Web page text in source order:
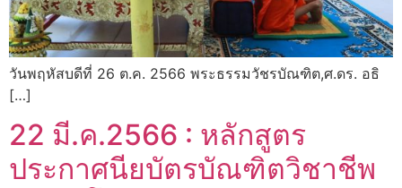
วันพฤหัสบดีที่ 26 ต.ค. 2566 พระธรรมวัชรบัณฑิต,ศ.ดร. อธิ
[…]
22 มี.ค.2566 : หลักสูตร
ประกาศนียบัตรบัณฑิตวิชาชีพ